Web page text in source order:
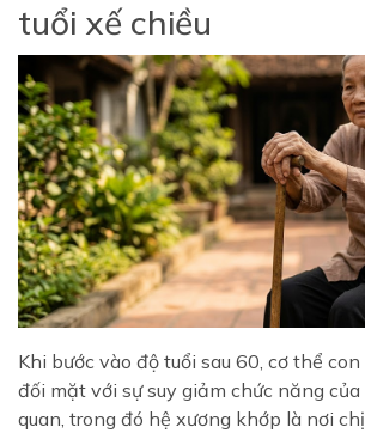
tuổi xế chiều
Khi bước vào độ tuổi sau 60, cơ thể
đối mặt với sự suy giảm chức năng
quan, trong đó hệ xương khớp là nơi